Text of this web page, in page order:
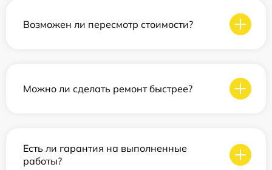
Возможен ли пересмотр стоимости?
Можно ли сделать ремонт быстрее?
Есть ли гарантия на выполненные
работы?